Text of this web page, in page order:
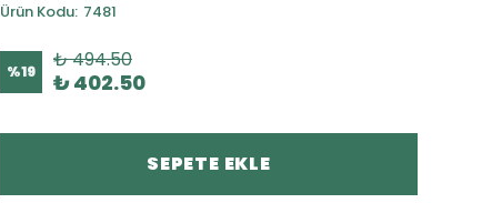
Ürün Kodu: 7481
%19 ₺ 494.50
₺ 402.50
SEPETE EKLE